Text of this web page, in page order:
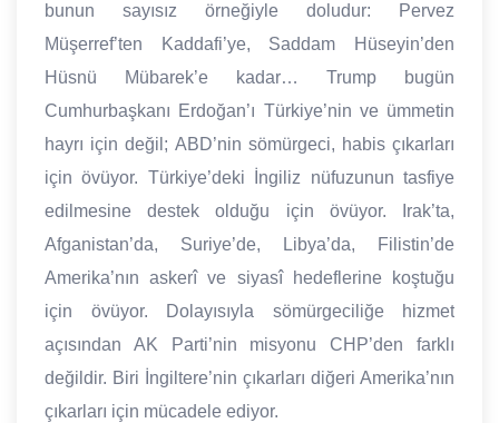
bunun sayısız örneğiyle doludur: Pervez
Müşerref’ten Kaddafi’ye, Saddam Hüseyin’den
Hüsnü Mübarek’e kadar… Trump bugün
Cumhurbaşkanı Erdoğan’ı Türkiye’nin ve ümmetin
hayrı için değil; ABD’nin sömürgeci, habis çıkarları
için övüyor. Türkiye’deki İngiliz nüfuzunun tasfiye
edilmesine destek olduğu için övüyor. Irak’ta,
Afganistan’da, Suriye’de, Libya’da, Filistin’de
Amerika’nın askerî ve siyasî hedeflerine koştuğu
için övüyor. Dolayısıyla sömürgeciliğe hizmet
açısından AK Parti’nin misyonu CHP’den farklı
değildir. Biri İngiltere’nin çıkarları diğeri Amerika’nın
çıkarları için mücadele ediyor.